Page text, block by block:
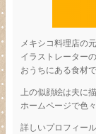
メキシコ料理店の
イラストレーター
おうちにある食材
上の似顔絵は夫に
ホームページで色
詳しいプロフィー